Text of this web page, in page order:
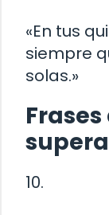
«En tus
siempre
solas.»
10.